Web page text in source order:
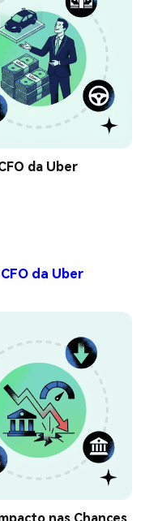
da Uber
da Uber